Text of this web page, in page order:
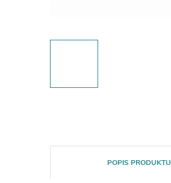
POPIS PRODUKTU